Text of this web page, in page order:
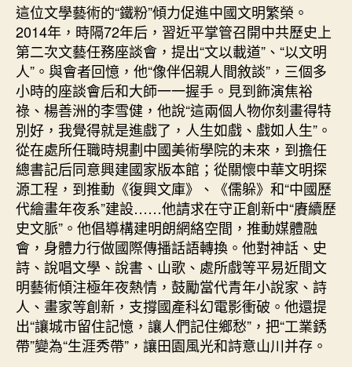
這位文學藝術的“鐵粉”傾力促進中國文明繁榮。
2014年，時隔72年后，習近平掌管召開中共歷史上
第二次文藝任務座談會，提出“文以載道”、“以文明
人”。與會者回憶，他“像伴侶親人間敘談”，三個多
小時的座談會后和大師一一握手。見到飾演焦裕
祿、楊善洲的李雪健，他說“這兩個人物你刻畫得特
別好，我覺得就是進戲了，人生如戲、戲如人生”。
從在處所任職時規劃中國美術學院的未來，到擔任
總書記后同意興建國家版本館；從關懷中華文明探
源工程，到推動《復興文庫》、《儒躲》和“中國歷
代繪畫年夜系”建設……他請求在守正創新中“賡續歷
史文脈”。他倡導構建明朗網絡空間，推動媒體融
會，身體力行做國際傳播話語轉換。他對神話、史
詩、說唱文學、說書、山歌、處所戲等平易近間文
明藝術傾注極年夜熱情，鼓勵當代青年小說家、詩
人、畫家等創新，支撐國產科幻電影衝破。他還提
出“讓城市留住記憶，讓人們記住鄉愁”，把“工業銹
帶”變為“生涯秀帶”，讓田園風光和詩意山川并存。